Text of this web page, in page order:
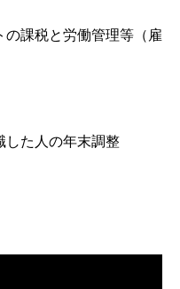
の課税と労働管理等（雇
した人の年末調整